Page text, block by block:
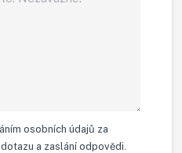
osobních údajů za
a zaslání odpovědi.